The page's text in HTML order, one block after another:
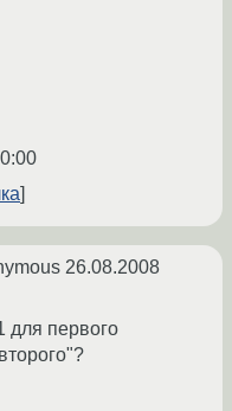
26.08.2008
для первого